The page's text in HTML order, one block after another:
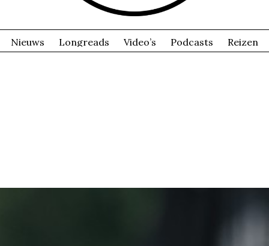
Nieuws Longreads Video’s Podcasts Reizen